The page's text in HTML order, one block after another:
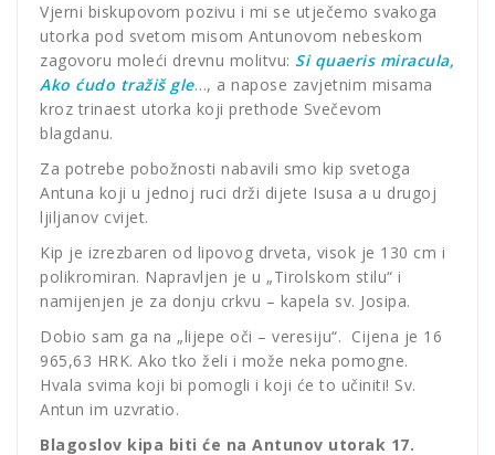
Vjerni biskupovom pozivu i mi se utječemo svakoga
utorka pod svetom misom Antunovom nebeskom
zagovoru moleći drevnu molitvu: Si quaeris miracula,
Ako ćudo tražiš gle…, a napose zavjetnim misama
kroz trinaest utorka koji prethode Svečevom
blagdanu.
Za potrebe pobožnosti nabavili smo kip svetoga
Antuna koji u jednoj ruci drži dijete Isusa a u drugoj
ljiljanov cvijet.
Kip je izrezbaren od lipovog drveta, visok je 130 cm i
polikromiran. Napravljen je u „Tirolskom stilu“ i
namijenjen je za donju crkvu – kapela sv. Josipa.
Dobio sam ga na „lijepe oči – veresiju“. Cijena je 16
965,63 HRK. Ako tko želi i može neka pomogne.
Hvala svima koji bi pomogli i koji će to učiniti! Sv.
Antun im uzvratio.
Blagoslov kipa biti će na Antunov utorak 17.